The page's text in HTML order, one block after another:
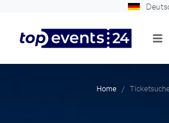
Home